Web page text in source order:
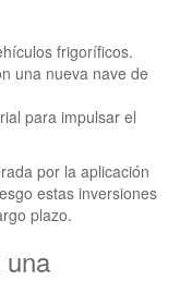
frigoríficos.
una nueva nave de
para impulsar el
por la aplicación
estas inversiones
plazo.